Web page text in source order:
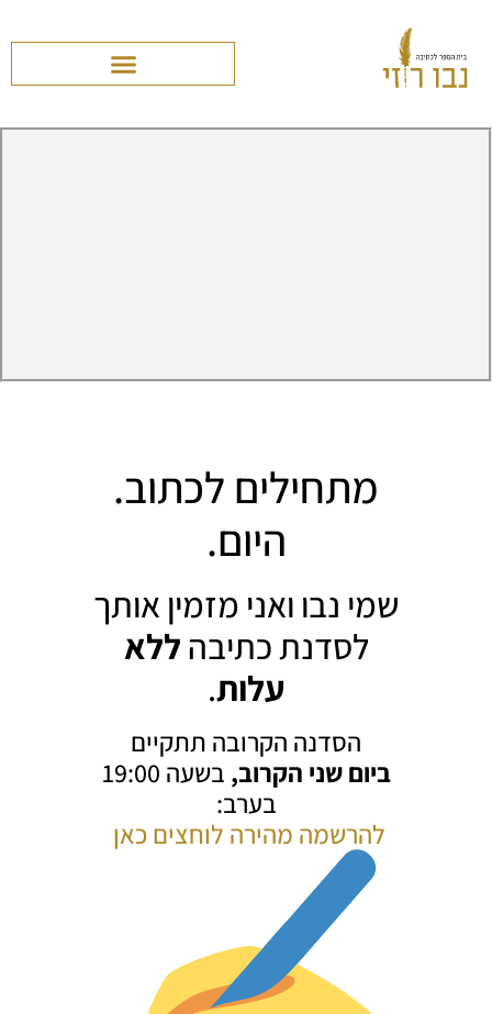
מתחילים לכתוב.
היום.
שמי נבו ואני מזמין אותך
לסדנת כתיבהללא
עלות.
הסדנה הקרובה תתקיים
ביום שני הקרוב,
בשעה 19:00
בערב:
להרשמה מהירה לוחצים כאן